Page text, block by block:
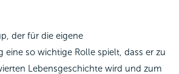
der für die eigene
eine so wichtige Rolle spielt, dass er zu
Lebensgeschichte wird und zum